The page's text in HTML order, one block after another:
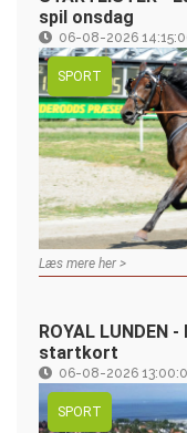
spil onsdag
06-08-2026
SPORT
Læs mere her >
ROYAL LUNDEN
startkort
06-08-2026
SPORT